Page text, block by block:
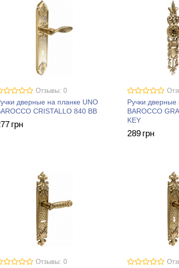
Отзывы: 0
дверные на планке UNO
CRISTALLO 840 BB
грн
Ручки дверные
BAROCCO
KEY
289 грн
Отзывы: 0